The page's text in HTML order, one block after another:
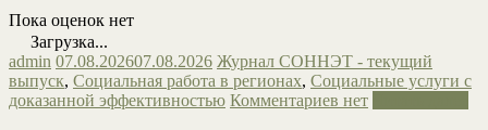
Пока оценок нет
Загрузка...
admin 07.08.202607.08.2026 Журнал СОННЭТ - текущий
выпуск, Социальная работа в регионах, Социальные услуги с
доказанной эффективностью Комментариев нет